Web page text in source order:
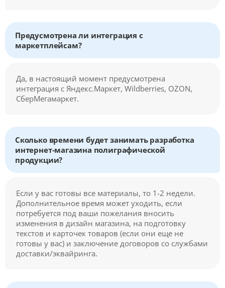
Предусмотрена ли интеграция с
маркетплейсам?
Да, в настоящий момент предусмотрена
интеграция с Яндекс.Маркет, Wildberries, OZON,
СберМегамаркет.
Сколько времени будет занимать разработка
интернет-магазина полиграфической
продукции?
Если у вас готовы все материалы, то 1-2 недели.
Дополнительное время может уходить, если
потребуется под ваши пожелания вносить
изменения в дизайн магазина, на подготовку
текстов и карточек товаров (если они еще не
готовы у вас) и заключение договоров со службами
доставки/эквайринга.